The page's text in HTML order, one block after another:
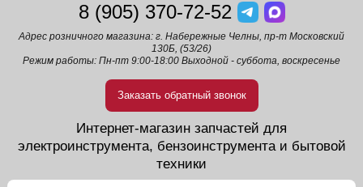
8 (905) 370-72-52
Адрес розничного магазина: г. Набережные Челны, пр-т Московский
130Б, (53/26)
Режим работы: Пн-пт 9:00-18:00 Выходной - суббота, воскресенье
Заказать обратный звонок
Интернет-магазин запчастей для
электроинструмента, бензоинструмента и бытовой
техники